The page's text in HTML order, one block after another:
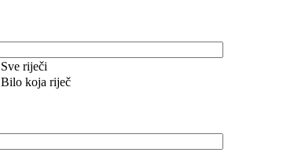
Sve riječi
Bilo koja riječ